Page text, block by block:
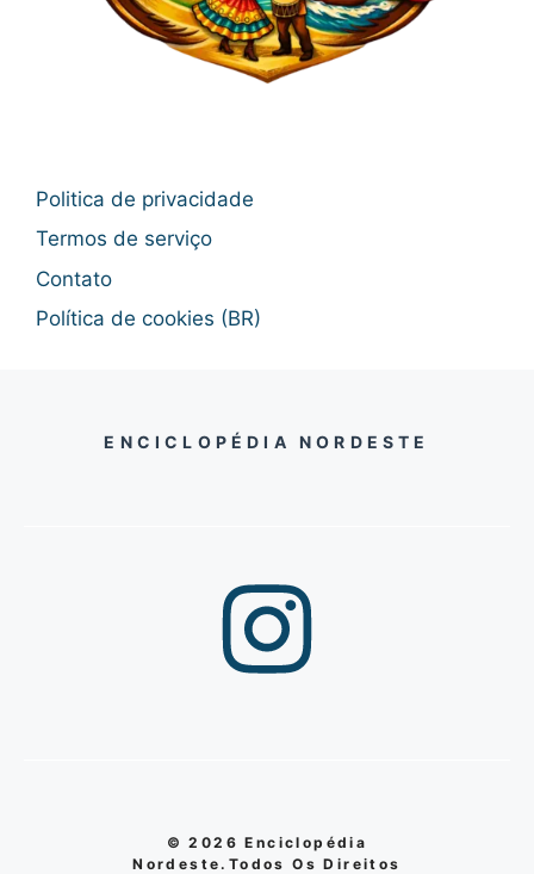
Politica de privacidade
Termos de serviço
Contato
Política de cookies (BR)
ENCICLOPÉDIA NORDESTE
© 2026 Enciclopédia
Nordeste.Todos Os Direitos